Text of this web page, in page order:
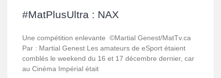
#MatPlusUltra : NAX
Une compétition enlevante ©Martial Genest/MatTv.ca
Par : Martial Genest Les amateurs de eSport étaient
comblés le weekend du 16 et 17 décembre dernier, car
au Cinéma Impérial était